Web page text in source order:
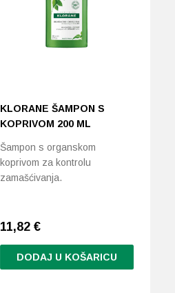
KLORANE ŠAMPON S
KOPRIVOM 200 ML
Šampon s organskom
koprivom za kontrolu
zamašćivanja.
11,82€
DODAJ U KOŠARICU